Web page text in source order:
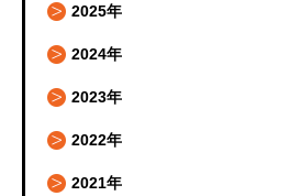
2025年
2024年
2023年
2022年
2021年